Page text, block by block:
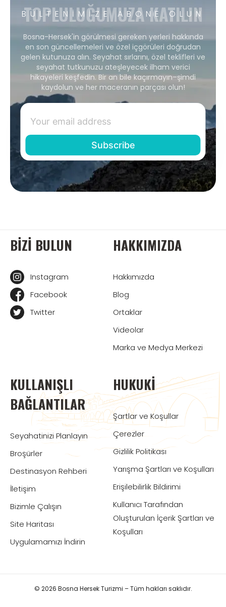
BÜLTENIMIZE ABONE OLUN
TOPLULUĞUMUZA KATILIN
Bosna-Hersek'in görülmesi gereken yerleri hakkında
en son güncellemeleri ve özel içgörüleri doğrudan
gelen kutunuza alın. Seyahat sırlarını, özel teklifleri ve
seyahat tutkunuzu ateşleyecek ilham verici
hikayeleri keşfedin. Bir an bile kaçırmayın–şimdi
kaydolun ve her maceranın parçası olun!
BIZI BULUN
Instagram
Facebook
Twitter
HAKKIMIZDA
Hakkımızda
Blog
Ortaklar
Videolar
Marka ve Medya Merkezi
KULLANIŞLI
BAĞLANTILAR
Seyahatinizi Planlayın
Broşürler
Destinasyon Rehberi
İletişim
Bizimle Çalışın
Site Haritası
Uygulamamızı İndirin
HUKUKI
Şartlar ve Koşullar
Çerezler
Gizlilik Politikası
Yarışma Şartları ve Koşulları
Erişilebilirlik Bildirimi
Kullanıcı Tarafından
Oluşturulan İçerik Şartları ve
Koşulları
© 2026 Bosna Hersek Turizmi – Tüm hakları saklıdır.